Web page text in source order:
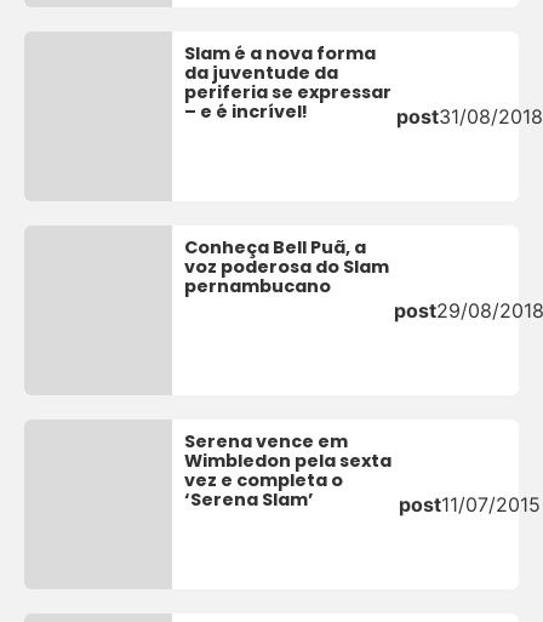
Slam é a nova forma
da juventude da
periferia se expressar
– e é incrível!
post31/08/2018
Conheça Bell Puã, a
voz poderosa do Slam
pernambucano
post29/08/
Serena vence em
Wimbledon pela sexta
vez e completa o
‘Serena Slam’
post11/07/2015